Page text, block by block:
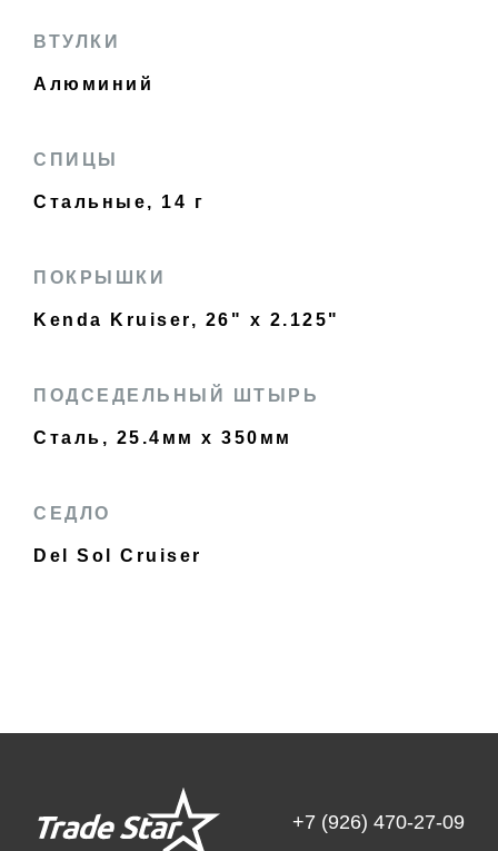
ВТУЛКИ
Алюминий
СПИЦЫ
Стальные, 14 г
ПОКРЫШКИ
Kenda Kruiser, 26" x 2.125"
ПОДСЕДЕЛЬНЫЙ ШТЫРЬ
Сталь, 25.4мм x 350мм
СЕДЛО
Del Sol Cruiser
+7 (926) 470-27-09